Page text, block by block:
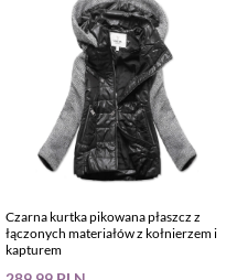
Czarna kurtka pikowana płaszcz z
łączonych materiałów z kołnierzem i
kapturem